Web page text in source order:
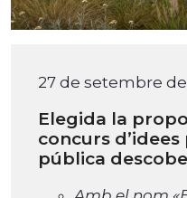
27 de setembre
Elegida la
concurs
pública